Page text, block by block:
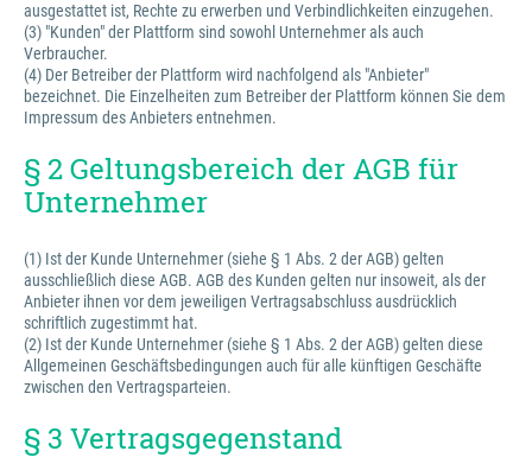
ausgestattet ist, Rechte zu erwerben und Verbindlichkeiten einzugehen.
(3) "Kunden" der Plattform sind sowohl Unternehmer als auch
Verbraucher.
(4) Der Betreiber der Plattform wird nachfolgend als "Anbieter"
bezeichnet. Die Einzelheiten zum Betreiber der Plattform können Sie dem
Impressum des Anbieters entnehmen.
§ 2 Geltungsbereich der AGB für
Unternehmer
(1) Ist der Kunde Unternehmer (siehe § 1 Abs. 2 der AGB) gelten
ausschließlich diese AGB. AGB des Kunden gelten nur insoweit, als der
Anbieter ihnen vor dem jeweiligen Vertragsabschluss ausdrücklich
schriftlich zugestimmt hat.
(2) Ist der Kunde Unternehmer (siehe § 1 Abs. 2 der AGB) gelten diese
Allgemeinen Geschäftsbedingungen auch für alle künftigen Geschäfte
zwischen den Vertragsparteien.
§ 3 Vertragsgegenstand